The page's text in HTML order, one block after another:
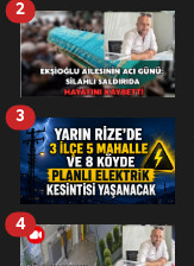
2
3
4